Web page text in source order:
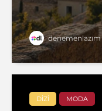
denemenlazım
DIZI MODA